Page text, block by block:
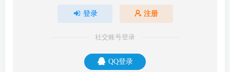
登录 注册
社交账号登录
QQ登录